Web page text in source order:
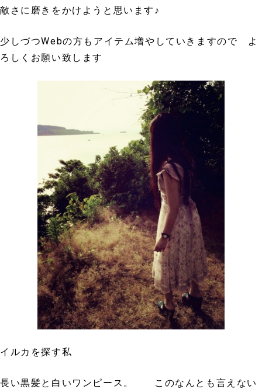
敵さに磨きをかけようと思います♪
少しづつWebの方もアイテム増やしていきますので よ
ろしくお願い致します
イルカを探す私
長い黒髪と白いワンピース。 このなんとも言えない